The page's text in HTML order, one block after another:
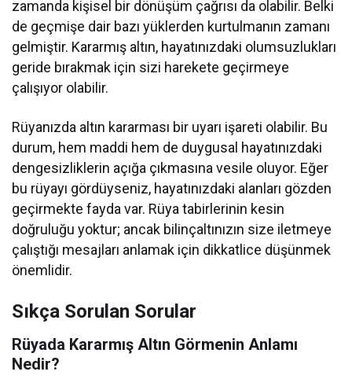
zamanda kişisel bir dönüşüm çağrısı da olabilir. Belki
de geçmişe dair bazı yüklerden kurtulmanın zamanı
gelmiştir. Kararmış altın, hayatınızdaki olumsuzlukları
geride bırakmak için sizi harekete geçirmeye
çalışıyor olabilir.
Rüyanızda altın kararması bir uyarı işareti olabilir. Bu
durum, hem maddi hem de duygusal hayatınızdaki
dengesizliklerin açığa çıkmasına vesile oluyor. Eğer
bu rüyayı gördüyseniz, hayatınızdaki alanları gözden
geçirmekte fayda var. Rüya tabirlerinin kesin
doğruluğu yoktur; ancak bilinçaltınızın size iletmeye
çalıştığı mesajları anlamak için dikkatlice düşünmek
önemlidir.
Sıkça Sorulan Sorular
Rüyada Kararmış Altın Görmenin Anlamı
Nedir?